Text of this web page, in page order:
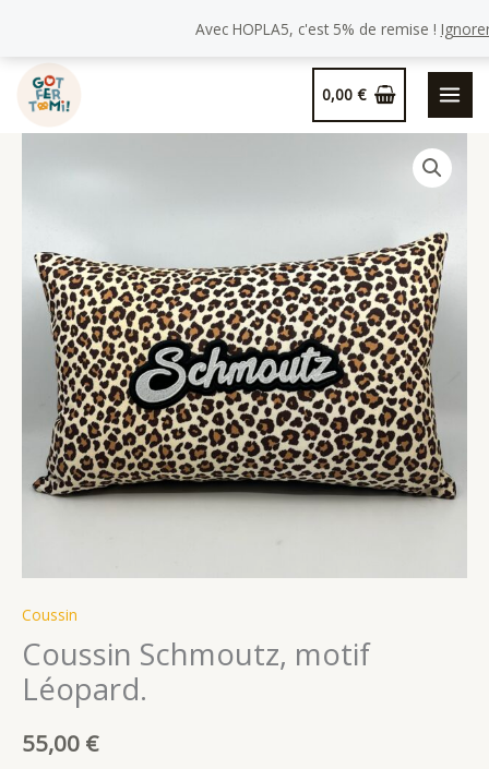
Avec HOPLA5, c'est 5% de remise !
0,00€
Coussin
Coussin Schmoutz, motif
Léopard.
55,00 €